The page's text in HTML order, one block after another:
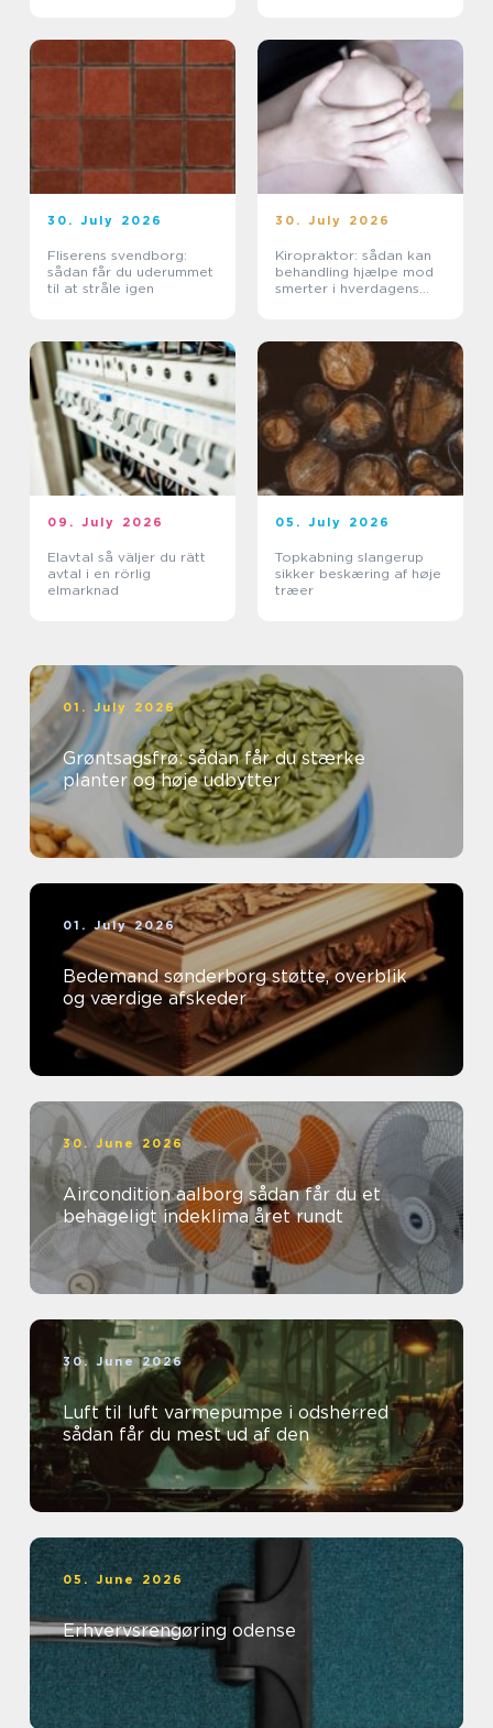
30. July 2026
Fliserens svendborg:
sådan får du uderummet
til at stråle igen
30. July 2026
Kiropraktor: sådan kan
behandling hjælpe mod
smerter i hverdagens
09. July 2026
Elavtal så väljer du rätt
avtal i en rörlig
elmarknad
05. July 2026
Topkabning slangerup
sikker beskæring af høje
træer
01. July 2026
Grøntsagsfrø: sådan får du stærke
planter og høje udbytter
01. July 2026
Bedemand sønderborg støtte, overblik
og værdige afskeder
30. June 2026
Aircondition aalborg sådan får du et
behageligt indeklima året rundt
30. June 2026
Luft til luft varmepumpe i odsherred
sådan får du mest ud af den
05. June 2026
Erhvervsrengøring odense